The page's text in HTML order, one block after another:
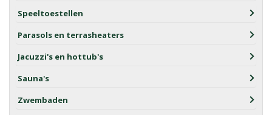
Speeltoestellen
Parasols en terrasheaters
Jacuzzi's en hottub's
Sauna's
Zwembaden